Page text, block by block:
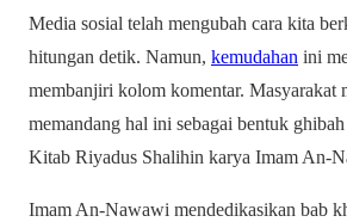
Media sosial telah mengubah cara kita
hitungan detik. Namun, kemudahan ini
membanjiri kolom komentar. Masyarakat
memandang hal ini sebagai bentuk
Kitab Riyadus Shalihin karya Imam An-
Imam An-Nawawi mendedikasikan bab